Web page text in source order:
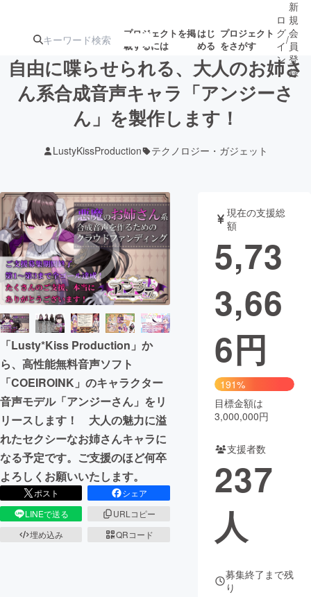
プロジェクトを掲
載するには
はじ
める
プロジェクト
をさがす
注目のリ
注目の新着プロ
ジェクト
募集終了が近いプ
ロジェクト
テクノロジー・ガジェット
映像・映画 書籍・雑誌
ビジネス・起業 チャレンジ
まちづくり・地域活性化
CAMPFIRE for Social Good
CAMPFIRE Creation
CAMPFIREふるさと納税machi-ya コミュニティ
ロ
グ
イ
ン
/
新
規
会
員
登
録
自由に喋らせられる、大人のお姉さ
ん系合成音声キャラ「アンジーさ
ん」を製作します！
LustyKissProduction テクノロジー・ガジェット
「Lusty*Kiss Production」か
ら、高性能無料音声ソフト
「COEIROINK」のキャラクター
音声モデル「アンジーさん」をリ
リースします！ 大人の魅力に溢
れたセクシーなお姉さんキャラに
なる予定です。ご支援のほど何卒
よろしくお願いいたします。
ポスト
シェア
LINEで送る
URLコピー
埋め込み
QRコード
現在の支援総
額
5,73
3,66
6円
191%
目標金額は
3,000,000円
支援者数
237
人
募集終了まで残
り